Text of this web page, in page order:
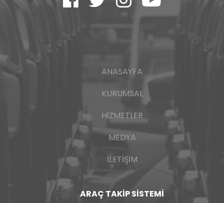
ANASAYFA
KURUMSAL
HIZMETLER
MEDYA
İLETIŞIM
ARAÇ TAKIP SISTEMI